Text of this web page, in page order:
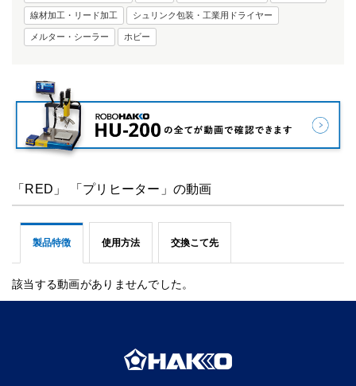
線材加工・リード加工 シュリンク包装・工業用ドライヤー
メルター・シーラー ホビー
「RED」 「プリヒーター」の動画
製品特徴 使用方法 交換こて先
該当する動画がありませんでした。